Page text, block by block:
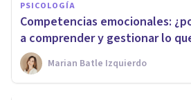
PSICOLOGÍA
Competencias emocionales:
a comprender y gestionar lo
Marian Batle Izquierdo